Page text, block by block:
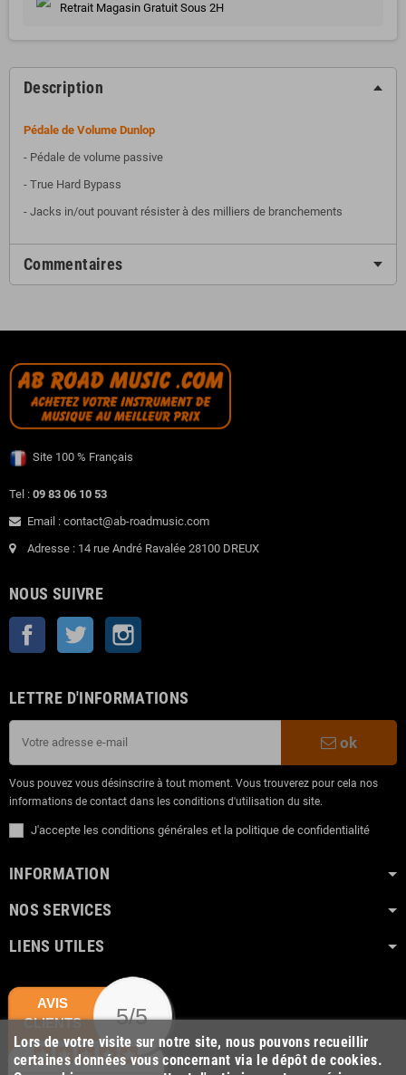
Retrait Magasin Gratuit Sous 2H
Description
Pédale de Volume Dunlop
- Pédale de volume passive
- True Hard Bypass
- Jacks in/out pouvant résister à des milliers de branchements
Commentaires
Site 100 % Français
Tel : 09 83 06 10 53
Email : contact@ab-roadmusic.com
Adresse : 14 rue André Ravalée 28100 DREUX
NOUS SUIVRE
Facebook Twitter
LETTRE D'INFORMATIONS
ok
Vous pouvez vous désinscrire à tout moment. Vous trouverez pour cela nos
informations de contact dans les conditions d'utilisation du site.
J'accepte les conditions générales et la politique de confidentialité
INFORMATION
NOS SERVICES
LIENS UTILES
Lors de votre visite sur notre site, nous pouvons recueillir
certaines données vous concernant via le dépôt de cookies.
AVIS
CLIENTS
5/5